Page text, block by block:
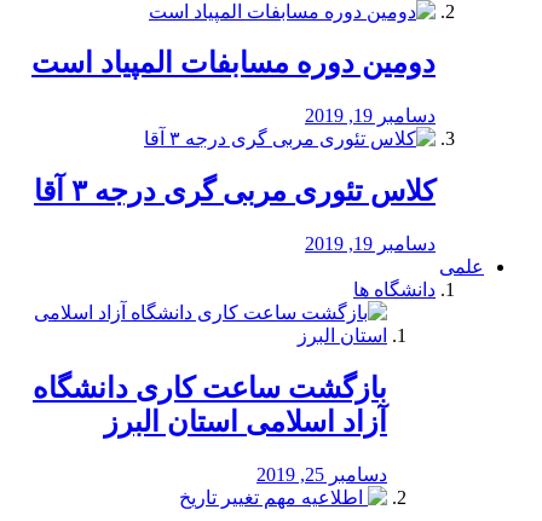
دومین دوره مسابفات المپیاد است
دسامبر 19, 2019
کلاس تئوری مربی گری درجه ۳ آقا
دسامبر 19, 2019
علمی
دانشگاه ها
بازگشت ساعت کاری دانشگاه
آزاد اسلامی استان البرز
دسامبر 25, 2019